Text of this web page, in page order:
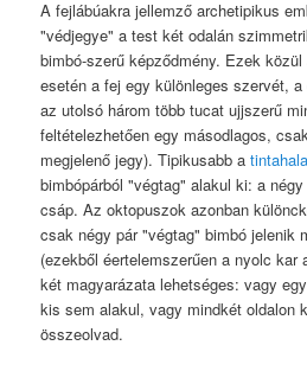
A fejlábúakra jellemző archetipikus
"védjegye" a test két odalán
bimbó-szerű képződmény. Ezek
esetén a fej egy különleges szervét,
az utolsó három több tucat ujjszerű
feltételezhetően egy másodlagos,
megjelenő jegy). Tipikusabb a
bimbópárból "végtag" alakul ki: a
csáp. Az oktopuszok azonban
csak négy pár "végtag" bimbó jelenik
(ezekből éertelemszerűen a nyolc kar
két magyarázata lehetséges: vagy
kis sem alakul, vagy mindkét oldalon
összeolvad.